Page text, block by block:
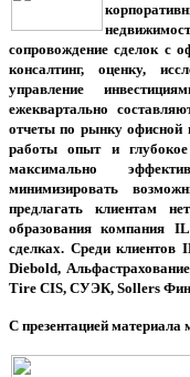
сопровождение сделок с
консалтинг, оценку,
управление
ежеквартально
отчеты по рынку офисной
работы опыт и
максимально
минимизировать
предлагать клиентам
образования компания
сделках. Среди клиентов
Diebold,
Tire CIS, СУЭК, Sollers
С презентацией материала